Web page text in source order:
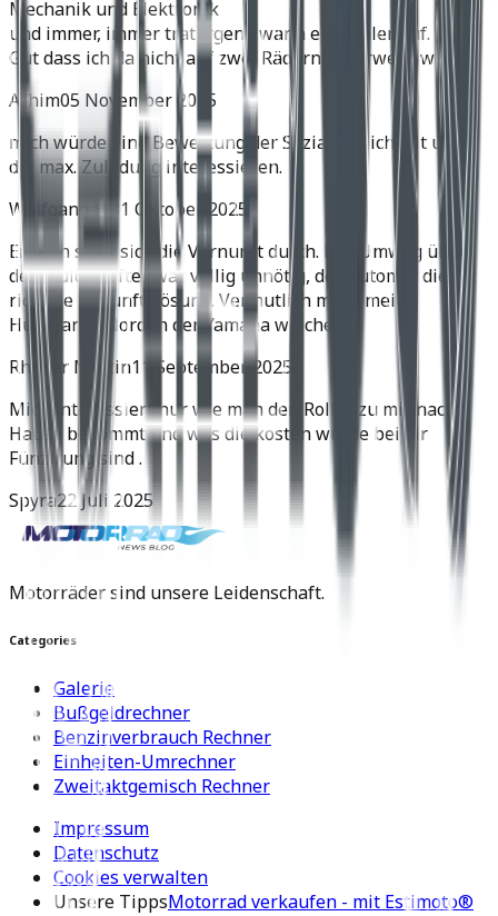
Mechanik und Elektronik
und immer, immer trat irgend wann ein Fehler auf.
Gut dass ich da nicht auf zwei Rädern unterwegs war.
Achim05 November 2025
mich würde eine Bewertung der Soziatauglichkeit und
die max. Zuladung interessieren.
Wolfgang H.31 Oktober 2025
Endlich setzt sich die Vernunft durch. Der Umweg über
den Quickshifter war völlig unnötig, der Automat die
richtige Zukunftslösung. Vermutlich muss meine
Husqvarna Norden der Yamaha weichen.
Rhyner Martin11 September 2025
Mich interessiert nur wie man den Roller zu mir nach
Hause bekommt und was die kosten würde bei dir
Fünzirung sind .
Spyra22 Juli 2025
Motorräder sind unsere Leidenschaft.
Categories
Galerie
Bußgeldrechner
Benzinverbrauch Rechner
Einheiten-Umrechner
Zweitaktgemisch Rechner
Impressum
Datenschutz
Cookies verwalten
Unsere TippsMotorrad verkaufen - mit Estimoto®